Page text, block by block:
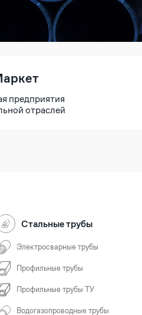
предприятия
отраслей
Стальные трубы
Электросварные трубы
Профильные трубы
Профильные трубы ТУ
Водогазопроводные трубы